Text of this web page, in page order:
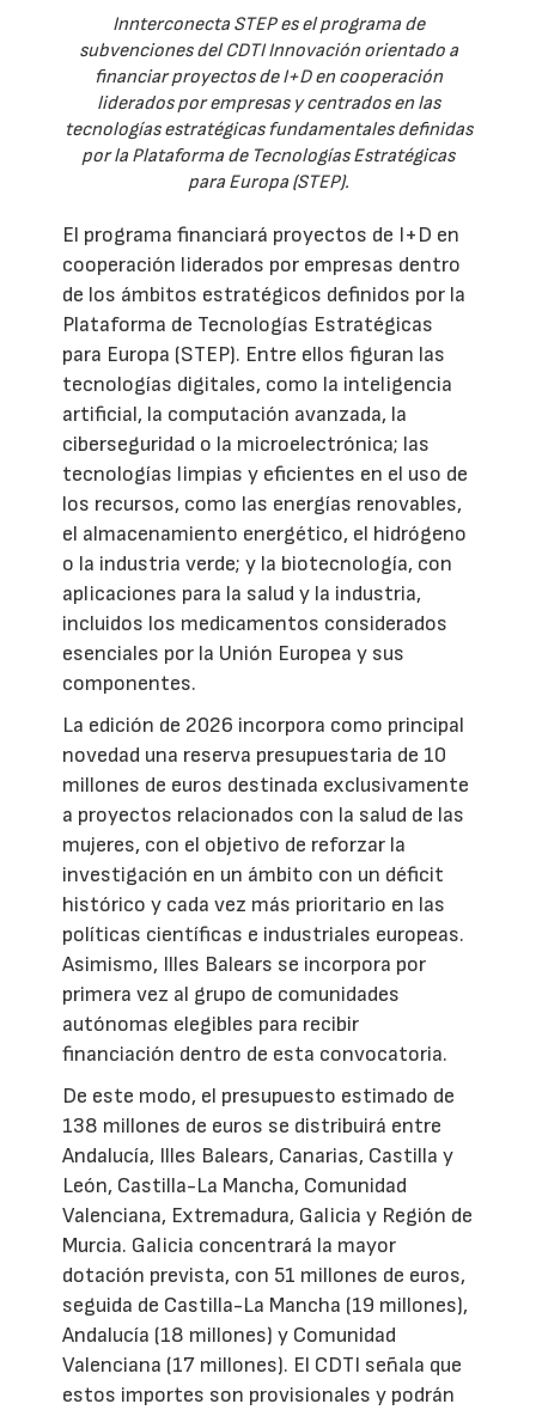
Innterconecta STEP es el programa de
subvenciones del CDTI Innovación orientado a
financiar proyectos de I+D en cooperación
liderados por empresas y centrados en las
tecnologías estratégicas fundamentales definidas
por la Plataforma de Tecnologías Estratégicas
para Europa (STEP).
El programa financiará proyectos de I+D en
cooperación liderados por empresas dentro
de los ámbitos estratégicos definidos por la
Plataforma de Tecnologías Estratégicas
para Europa (STEP). Entre ellos figuran las
tecnologías digitales, como la inteligencia
artificial, la computación avanzada, la
ciberseguridad o la microelectrónica; las
tecnologías limpias y eficientes en el uso de
los recursos, como las energías renovables,
el almacenamiento energético, el hidrógeno
o la industria verde; y la biotecnología, con
aplicaciones para la salud y la industria,
incluidos los medicamentos considerados
esenciales por la Unión Europea y sus
componentes.
La edición de 2026 incorpora como principal
novedad una reserva presupuestaria de 10
millones de euros destinada exclusivamente
a proyectos relacionados con la salud de las
mujeres, con el objetivo de reforzar la
investigación en un ámbito con un déficit
histórico y cada vez más prioritario en las
políticas científicas e industriales europeas.
Asimismo, Illes Balears se incorpora por
primera vez al grupo de comunidades
autónomas elegibles para recibir
financiación dentro de esta convocatoria.
De este modo, el presupuesto estimado de
138 millones de euros se distribuirá entre
Andalucía, Illes Balears, Canarias, Castilla y
León, Castilla-La Mancha, Comunidad
Valenciana, Extremadura, Galicia y Región de
Murcia. Galicia concentrará la mayor
dotación prevista, con 51 millones de euros,
seguida de Castilla-La Mancha (19 millones),
Andalucía (18 millones) y Comunidad
Valenciana (17 millones). El CDTI señala que
estos importes son provisionales y podrán